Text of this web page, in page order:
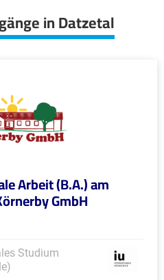
in Datzetal
Arbeit (B.A.) am
GmbH
Studium